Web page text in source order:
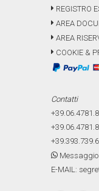
REGISTRO
AREA
AREA
COOKIE &
Contatti
E-MAIL: